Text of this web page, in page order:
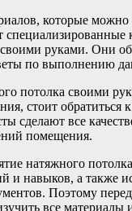
которые
руками. Они
по выполнению
потолка своими
стоит обратиться
сделают все
помещения.
натяжного
и навыков, а также
Поэтому
все